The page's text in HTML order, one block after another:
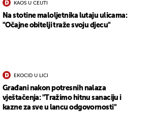
KAOS U CEUTI
Na stotine maloljetnika lutaju ulicama:
"Očajne obitelji traže svoju djecu"
EKOCID U LICI
Građani nakon potresnih nalaza
vještačenja: "Tražimo hitnu sanaciju i
kazne za sve u lancu odgovornosti"